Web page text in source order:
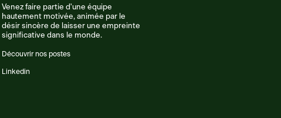
Venez faire partie d'une équipe
hautement motivée, animée par le
désir sincère de laisser une empreinte
significative dans le monde.
Découvrir nos postes
Linkedin